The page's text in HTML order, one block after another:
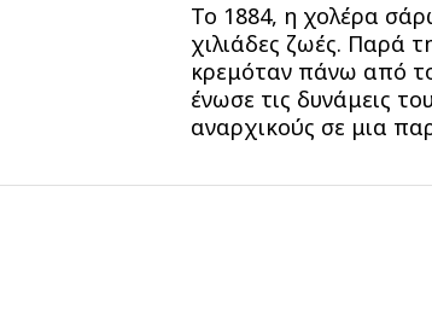
Το 1884, η χολέρα
χιλιάδες ζωές. Παρά
κρεμόταν πάνω από
ένωσε τις δυνάμεις
αναρχικούς σε μια